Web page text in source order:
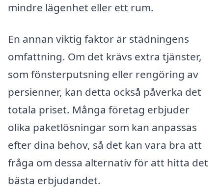
mindre lägenhet eller ett rum.
En annan viktig faktor är städningens
omfattning. Om det krävs extra tjänster,
som fönsterputsning eller rengöring av
persienner, kan detta också påverka det
totala priset. Många företag erbjuder
olika paketlösningar som kan anpassas
efter dina behov, så det kan vara bra att
fråga om dessa alternativ för att hitta det
bästa erbjudandet.